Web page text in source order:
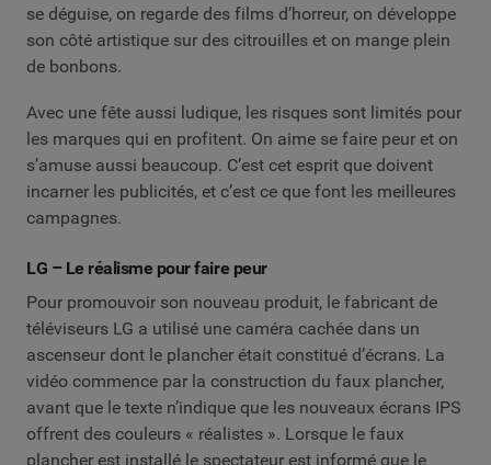
se déguise, on regarde des films d’horreur, on développe
son côté artistique sur des citrouilles et on mange plein
de bonbons.
Avec une fête aussi ludique, les risques sont limités pour
les marques qui en profitent. On aime se faire peur et on
s’amuse aussi beaucoup. C’est cet esprit que doivent
incarner les publicités, et c’est ce que font les meilleures
campagnes.
LG – Le réalisme pour faire peur
Pour promouvoir son nouveau produit, le fabricant de
téléviseurs LG a utilisé une caméra cachée dans un
ascenseur dont le plancher était constitué d’écrans. La
vidéo commence par la construction du faux plancher,
avant que le texte n’indique que les nouveaux écrans IPS
offrent des couleurs « réalistes ». Lorsque le faux
plancher est installé le spectateur est informé que le